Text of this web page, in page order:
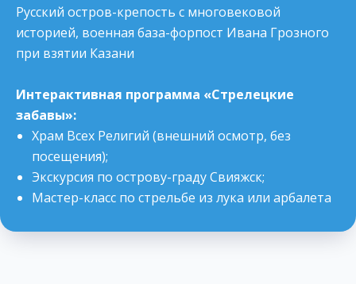
Русский остров-крепость с многовековой
историей, военная база-форпост Ивана Грозного
при взятии Казани
Интерактивная программа «Стрелецкие
забавы»:
Храм Всех Религий (внешний осмотр, без
посещения);
Экскурсия по острову-граду Свияжск;
Мастер-класс по стрельбе из лука или арбалета